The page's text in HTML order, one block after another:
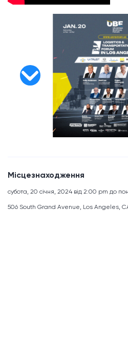
Місцезнаходження
субота, 20 січня, 2024 від 2:00 pm до
506 South Grand Avenue, Los Angeles,